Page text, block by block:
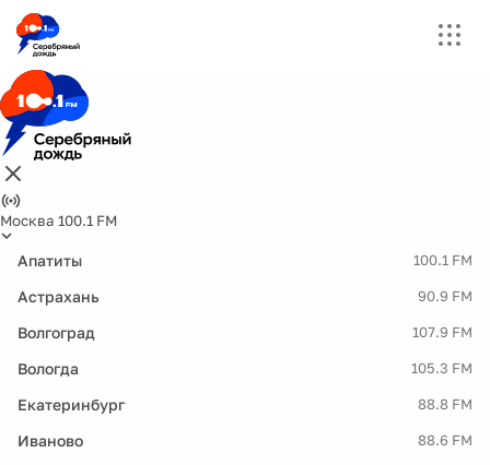
Москва 100.1 FM
Апатиты 100.1 FM
Астрахань 90.9 FM
Волгоград 107.9 FM
Вологда 105.3 FM
Екатеринбург 88.8 FM
Иваново 88.6 FM